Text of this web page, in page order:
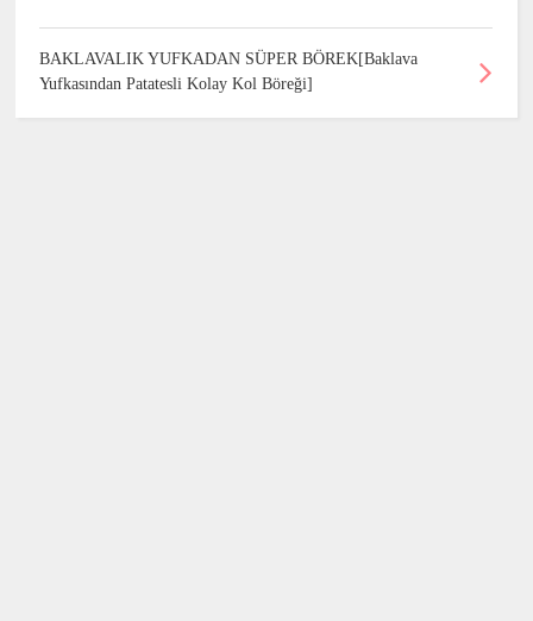
BAKLAVALIK YUFKADAN SÜPER BÖREK[Baklava
Yufkasından Patatesli Kolay Kol Böreği]